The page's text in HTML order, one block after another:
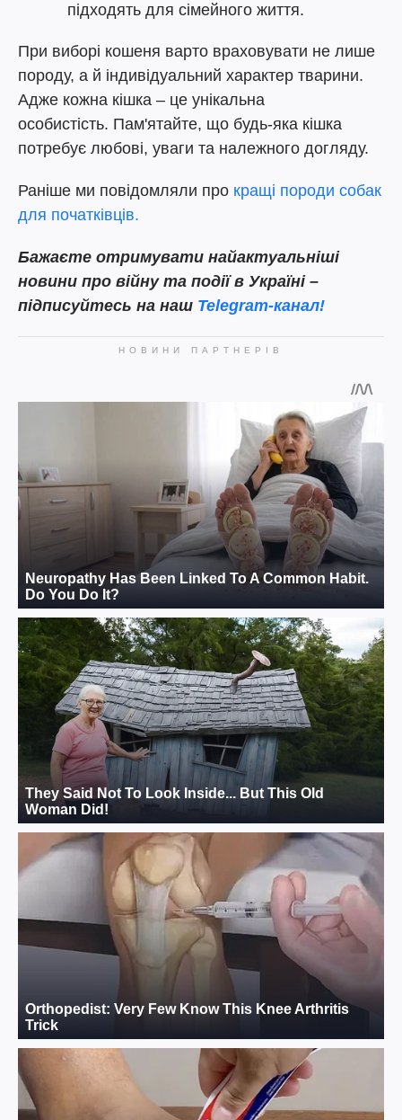
підходять для сімейного життя.
При виборі кошеня варто враховувати не лише
породу, а й індивідуальний характер тварини.
Адже кожна кішка – це унікальна
особистість. Пам'ятайте, що будь-яка кішка
потребує любові, уваги та належного догляду.
Раніше ми повідомляли про кращі породи собак
для початківців.
Бажаєте отримувати найактуальніші
новини про війну та події в Україні –
підписуйтесь на наш Telegram-канал!